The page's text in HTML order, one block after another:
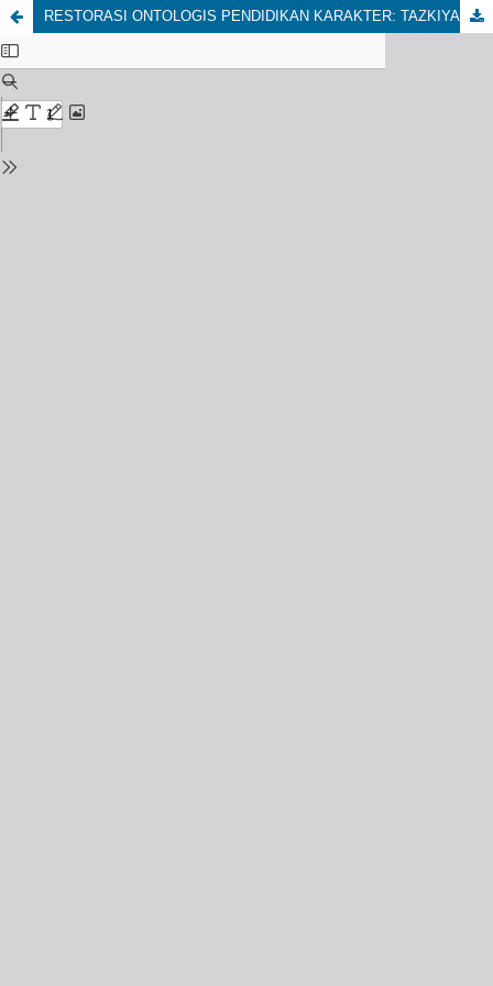
RESTORASI ONTOLOGIS PENDIDIKAN KARAKTER: TAZKIYAH AL GHAZALI SEBAGAI FONDASI SPIRITUAL DI ABAD 21